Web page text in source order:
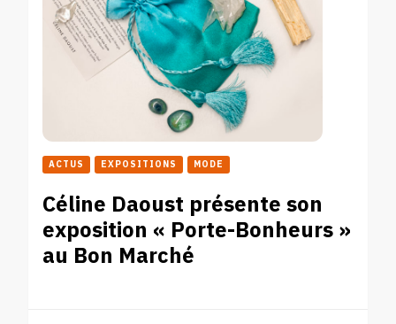
ACTUS EXPOSITIONS MODE
Céline Daoust présente son
exposition « Porte-Bonheurs »
au Bon Marché